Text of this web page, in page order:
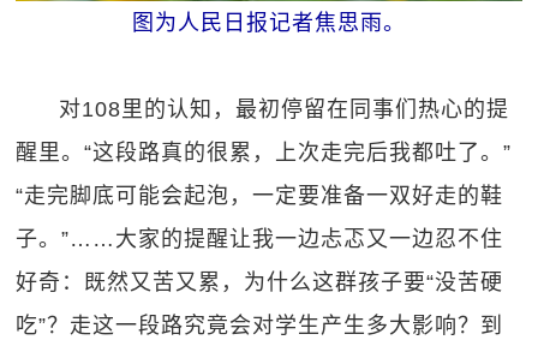
图为人民日报记者焦思雨。
对108里的认知，最初停留在同事们热心的提
醒里。“这段路真的很累，上次走完后我都吐了。”
“走完脚底可能会起泡，一定要准备一双好走的鞋
子。”……大家的提醒让我一边忐忑又一边忍不住
好奇：既然又苦又累，为什么这群孩子要“没苦硬
吃”？走这一段路究竟会对学生产生多大影响？到